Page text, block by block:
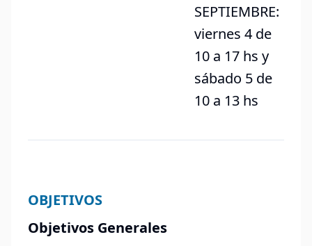
SEPTIEMBRE:
viernes 4 de
10 a 17 hs y
sábado 5 de
10 a 13 hs
OBJETIVOS
Objetivos Generales